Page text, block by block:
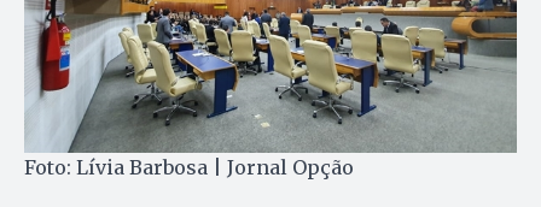
Foto: Lívia Barbosa | Jornal Opção